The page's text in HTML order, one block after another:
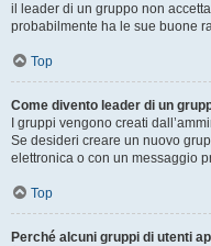
il leader di un gruppo non
probabilmente ha le sue buone
Top
Come divento leader di un
I gruppi vengono creati
Se desideri creare un nuovo
elettronica o con un messaggio
Top
Perché alcuni gruppi di utenti